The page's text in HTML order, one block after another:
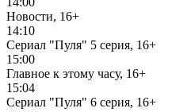
Новости, 16+
14:10
Сериал "Пуля" 5 серия, 16+
15:00
Главное к этому часу, 16+
15:04
Сериал "Пуля" 6 серия, 16+